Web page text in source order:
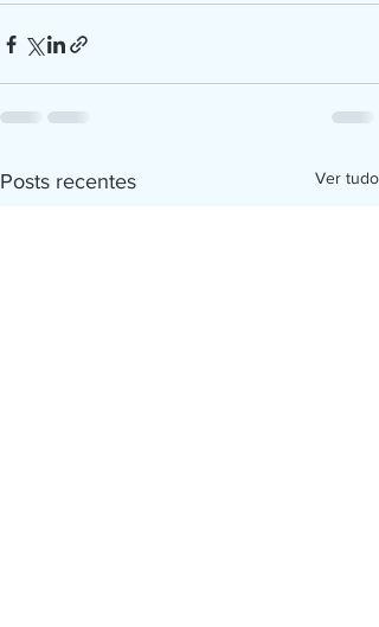
Posts recentes Ver tudo